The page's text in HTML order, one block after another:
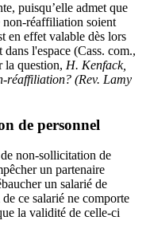
puisqu’elle admet que
non-réaffiliation soient
en effet valable dès lors
l'espace (Cass. com.,
la question, H. Kenfack,
réaffiliation? (Rev. Lamy
de personnel
non-sollicitation de
un partenaire
un salarié de
ce salarié ne comporte
la validité de celle-ci